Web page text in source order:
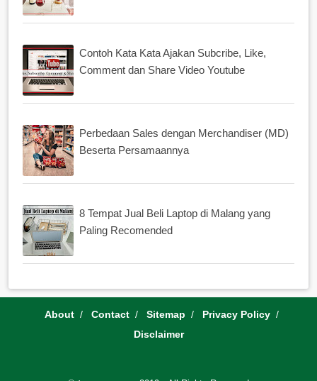
Contoh Kata Kata Ajakan Subcribe, Like,
Comment dan Share Video Youtube
Perbedaan Sales dengan Merchandiser (MD)
Beserta Persamaannya
8 Tempat Jual Beli Laptop di Malang yang
Paling Recomended
About Contact Sitemap
Privacy Policy
Disclaimer